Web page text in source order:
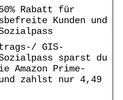
Rabatt für
Kunden und
GIS-
sparst du
Amazon Prime-
zahlst nur 4,49